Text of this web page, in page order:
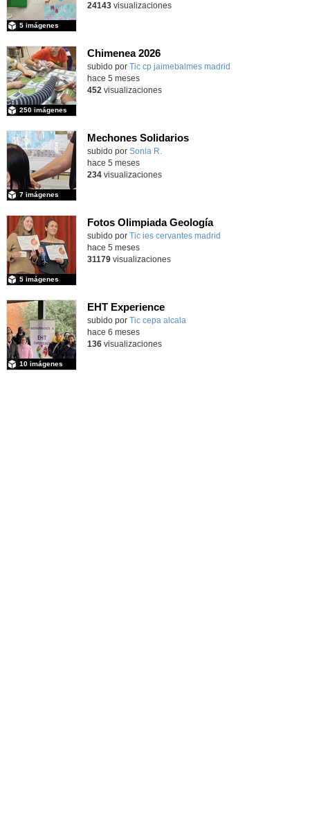
5 imágenes
24143visualizaciones
Chimenea 2026
subido por Tic cp jaimebalmes madrid
250 imágenes
hace 5 meses
452 visualizaciones
Mechones Solidarios
subido por Sonia R.
7 imágenes
hace 5 meses
234visualizaciones
Fotos Olimpiada Geología
Contenido educativo.
subido por Tic ies cervantes madrid
5 imágenes
hace 5 meses
31179visualizaciones
EHT Experience
subido por Tic cepa alcala
10 imágenes
hace 6 meses
136visualizaciones